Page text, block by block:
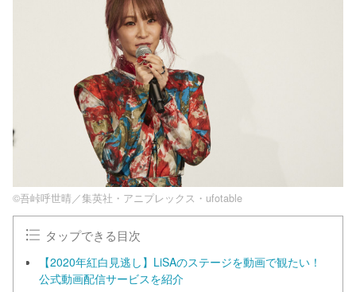
©吾峠呼世晴／集英社・アニプレックス・ufotable
タップできる目次
【2020年紅白見逃し】LiSAのステージを動画で観たい！
公式動画配信サービスを紹介